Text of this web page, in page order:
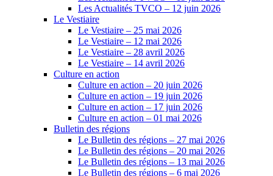
Les Actualités TVCO – 12 juin 2026
Le Vestiaire
Le Vestiaire – 25 mai 2026
Le Vestiaire – 12 mai 2026
Le Vestiaire – 28 avril 2026
Le Vestiaire – 14 avril 2026
Culture en action
Culture en action – 20 juin 2026
Culture en action – 19 juin 2026
Culture en action – 17 juin 2026
Culture en action – 01 mai 2026
Bulletin des régions
Le Bulletin des régions – 27 mai 2026
Le Bulletin des régions – 20 mai 2026
Le Bulletin des régions – 13 mai 2026
Le Bulletin des régions – 6 mai 2026